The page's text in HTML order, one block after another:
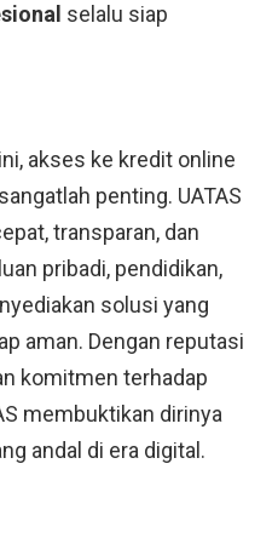
selalu siap
akses ke kredit online
penting. UATAS
transparan, dan
pribadi, pendidikan,
solusi yang
aman. Dengan reputasi
komitmen terhadap
membuktikan dirinya
andal di era digital.